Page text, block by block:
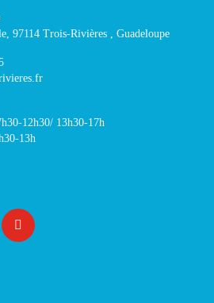
97114 Trois-Rivières , Guadeloupe
12h30/ 13h30-17h
13h